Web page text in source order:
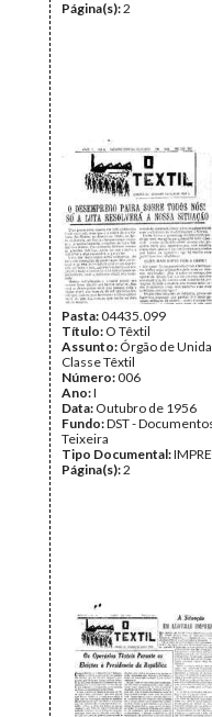
Página(s):2
Pasta:04435.099
Título: O Têxtil
Assunto: Órgão de
Classe Têxtil
Número:006
Ano:I
Data: Outubro de 1956
Fundo:DST -
Teixeira
Tipo Documental:
Página(s):2